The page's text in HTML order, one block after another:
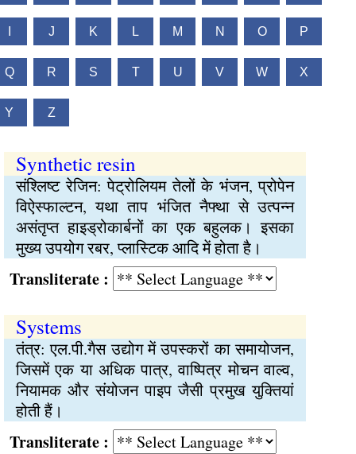
J K L M N O P
Q R S T U V W X
Y Z
Synthetic resin
संश्लिष्ट रेजिन: पेट्रोलियम तेलों के भंजन, प्रोपेन
विऐस्फाल्टन, यथा ताप भंजित नैफ्था से उत्पन्न
असंतृप्त हाइड्रोकार्बनों का एक बहुलक। इसका
मुख्य उपयोग रबर, प्लास्टिक आदि में होता है।
:
Systems
तंत्र: एल.पी.गैस उद्योग में उपस्करों का समायोजन,
जिसमें एक या अधिक पात्र, वाष्पित्र मोचन वाल्व,
नियामक और संयोजन पाइप जैसी प्रमुख युक्तियां
होती हैं।
: